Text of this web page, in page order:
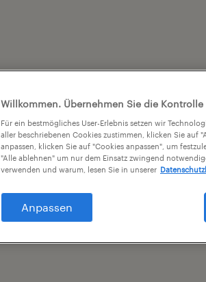
Willkommen. Übernehmen Sie die Kontrolle
Für ein bestmögliches User-Erlebnis setzen wir
aller beschriebenen Cookies zustimmen, klicken Sie auf
anpassen, klicken Sie auf "Cookies anpassen", um
"Alle ablehnen" um nur dem Einsatz zwingend
verwenden und warum, lesen Sie in unserer
Anpassen